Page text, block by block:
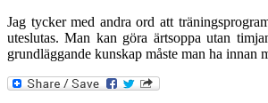
Jag tycker med andra ord att
uteslutas. Man kan göra ärtsoppa utan
grundläggande kunskap måste man ha innan